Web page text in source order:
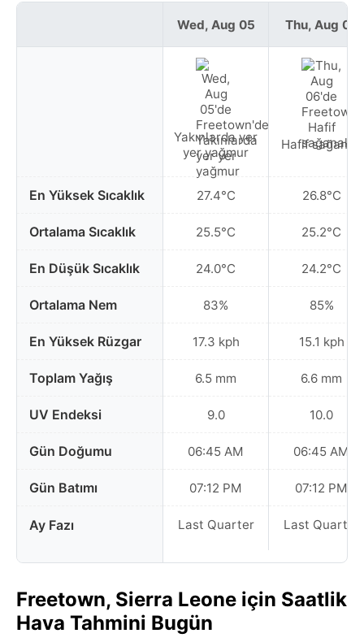
En Yüksek Sıcaklık
Ortalama Sıcaklık
En Düşük Sıcaklık
Ortalama Nem
En Yüksek Rüzgar
Toplam Yağış
UV Endeksi
Gün Doğumu
Gün Batımı
Ay Fazı
Wed, Aug 05
Yakınlarda yer
yer yağmur
27.4°C
25.5°C
24.0°C
83%
17.3 kph
6.5 mm
9.0
06:45 AM
07:12 PM
Last Quarter
Thu, Aug 06
Hafif sağanak
26.8°C
25.2°C
24.2°C
85%
15.1 kph
6.6 mm
10.0
06:45 AM
07:12 PM
Last Quarter
Freetown, Sierra Leone için Saatlik
Hava Tahmini Bugün